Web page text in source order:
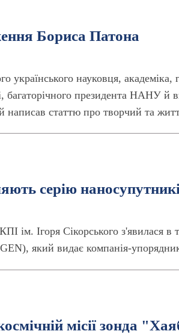
Бориса Патона
українського науковця,
багаторічного президента НАНУ
написав статтю про творчий та
серію
ім. Ігоря Сікорського з'явилася
який видає компанія-
місії зонда